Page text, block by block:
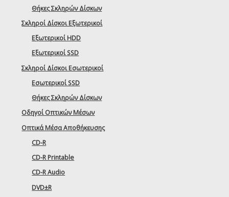
Θήκες Σκληρών Δίσκων
Σκληροί Δίσκοι Εξωτερικοί
Εξωτερικοί HDD
Εξωτερικοί SSD
Σκληροί Δίσκοι Εσωτερικοί
Εσωτερικοί SSD
Θήκες Σκληρών Δίσκων
Οδηγοί Οπτικών Μέσων
Οπτικά Μέσα Αποθήκευσης
CD-R
CD-R Printable
CD-R Audio
DVD±R